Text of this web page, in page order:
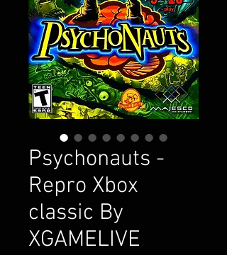
Psychonauts -
Repro Xbox
classic By
XGAMELIVE